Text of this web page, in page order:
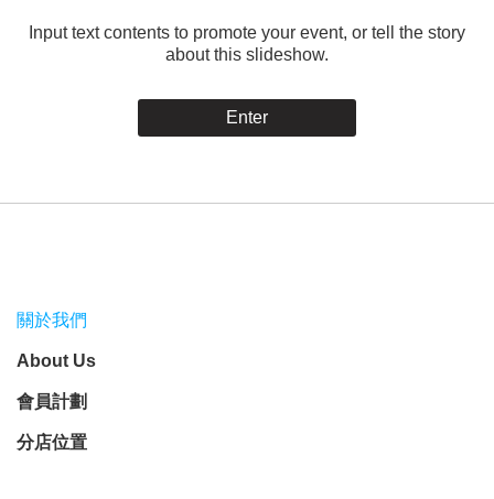
Input text contents to promote your event, or tell the story
about this slideshow.
Enter
關於我們
About Us
會員計劃
分店位置